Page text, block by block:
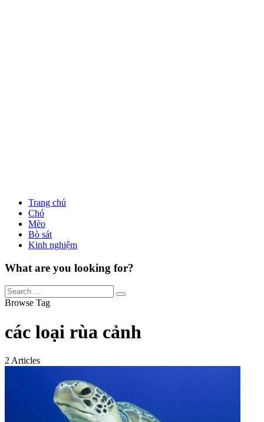
Trang chủ
Chó
Mèo
Bò sát
Kinh nghiệm
What are you looking for?
Browse Tag
các loại rùa cảnh
2 Articles